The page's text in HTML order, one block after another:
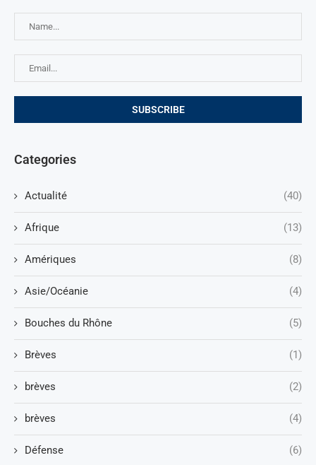
Categories
Actualité (40)
Afrique (13)
Amériques (8)
Asie/Océanie (4)
Bouches du Rhône (5)
Brèves (1)
brèves (2)
brèves (4)
Défense (6)